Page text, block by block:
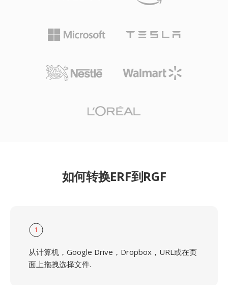
如何转换ERF到RGF
1
从计算机，Google Drive，Dropbox，URL或在页
面上拖拽选择文件.